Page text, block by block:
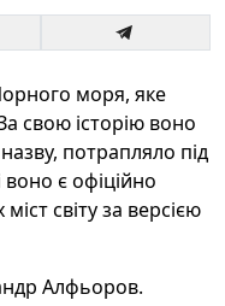
моря, яке
свою історію воно
потрапляло під
воно є офіційно
світу за версією
Алфьоров.